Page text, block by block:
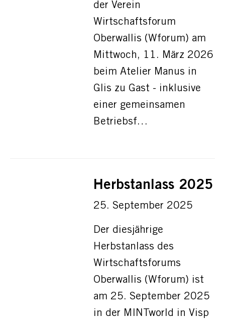
der Verein
Wirtschaftsforum
Oberwallis (Wforum) am
Mittwoch, 11. März 2026
beim Atelier Manus in
Glis zu Gast - inklusive
einer gemeinsamen
Betriebsf…
Herbstanlass 2025
25. September 2025
Der diesjährige
Herbstanlass des
Wirtschaftsforums
Oberwallis (Wforum) ist
am 25. September 2025
in der MINTworld in Visp